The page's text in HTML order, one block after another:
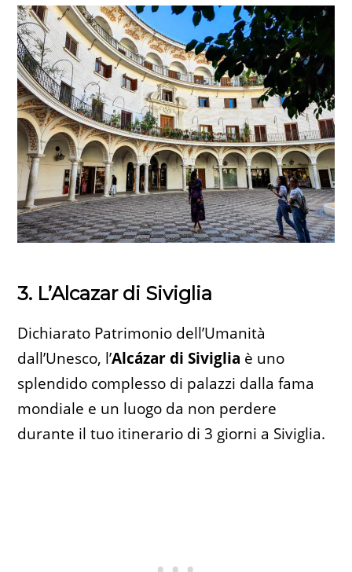
3. L’Alcazar di Siviglia
Dichiarato Patrimonio dell’Umanità
dall’Unesco, l’Alcázar di Siviglia è uno
splendido complesso di palazzi dalla fama
mondiale e un luogo da non perdere
durante il tuo itinerario di 3 giorni a Siviglia.